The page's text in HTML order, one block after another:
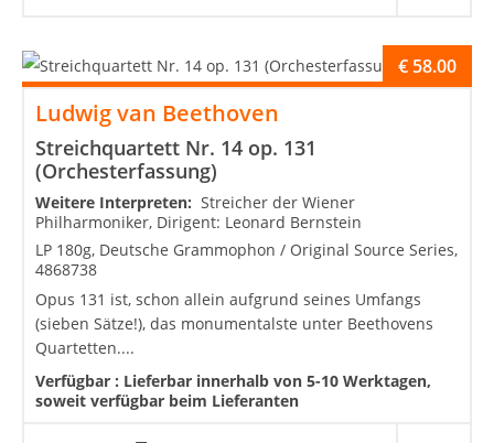
Ludwig van Beethoven
Streichquartett Nr. 14 op. 131
(Orchesterfassung)
€ 58.00
Weitere Interpreten: Streicher der Wiener
Philharmoniker, Dirigent: Leonard Bernstein
LP 180g, Deutsche Grammophon / Original Source Series,
4868738
Opus 131 ist, schon allein aufgrund seines Umfangs
(sieben Sätze!), das monumentalste unter Beethovens
Quartetten....
Verfügbar : Lieferbar innerhalb von 5-10 Werktagen,
soweit verfügbar beim Lieferanten